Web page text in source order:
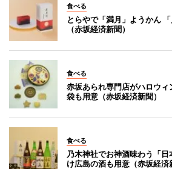
食べる
とらやで「満月」ようかん
（赤坂経済新聞）
食べる
赤坂あられ専門店がハロウ
袋も用意（赤坂経済新聞）
食べる
乃木神社でお神酒味わう「
け広島の酒も用意（赤坂経済